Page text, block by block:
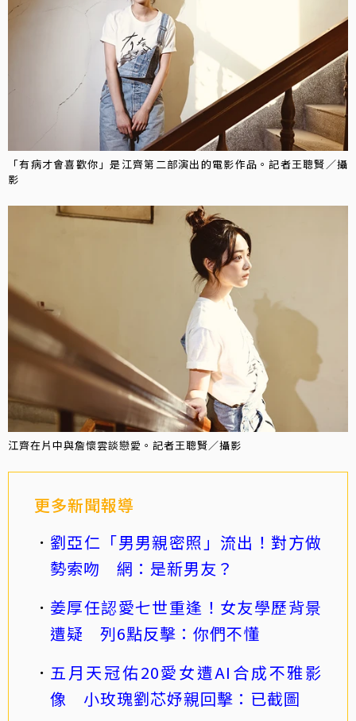
「有病才會喜歡你」是江齊第二部演出的電影作品。記者王聰賢／攝
影
江齊在片中與詹懷雲談戀愛。記者王聰賢／攝影
更多新聞報導
劉亞仁「男男親密照」流出！對方做
勢索吻 網：是新男友？
姜厚任認愛七世重逢！女友學歷背景
遭疑 列6點反擊：你們不懂
五月天冠佑20愛女遭AI合成不雅影
像 小玫瑰劉芯妤親回擊：已截圖